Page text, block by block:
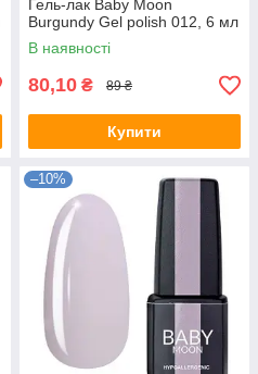
Гель-лак Baby Moon
Burgundy Gel polish 012, 6 мл
В наявності
80,10 ₴ 89 ₴
Купити
–10%